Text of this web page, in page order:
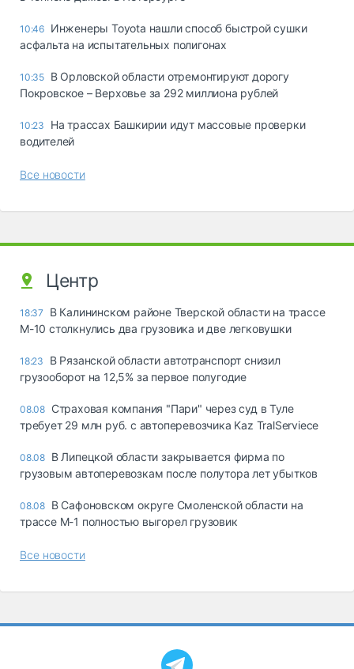
10:46 Инженеры Toyota нашли способ быстрой сушки
асфальта на испытательных полигонах
10:35 В Орловской области отремонтируют дорогу
Покровское – Верховье за 292 миллиона рублей
10:23
На трассах Башкирии идут массовые проверки
водителей
Все новости
Центр
18:37
В Калининском районе Тверской области на трассе
М-10 столкнулись два грузовика и две легковушки
18:23
В Рязанской области автотранспорт снизил
грузооборот на 12,5% за первое полугодие
08.08 Страховая компания "Пари" через суд в Туле
требует 29 млн руб. с автоперевозчика Kaz TralServiece
08.08 В Липецкой области закрывается фирма по
грузовым автоперевозкам после полутора лет убытков
08.08 В Сафоновском округе Смоленской области на
трассе М-1 полностью выгорел грузовик
Все новости